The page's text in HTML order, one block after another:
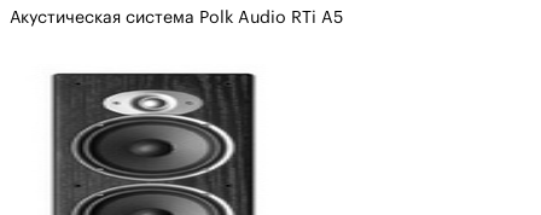
Акустическая система Polk Audio RTi A5